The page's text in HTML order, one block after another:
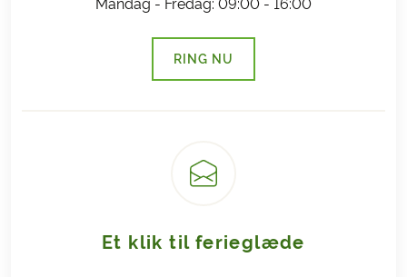
Mandag - Fredag: 09:00 - 16:00
RING NU(LINK ÅBNER I NY FANE)
Et klik til ferieglæde